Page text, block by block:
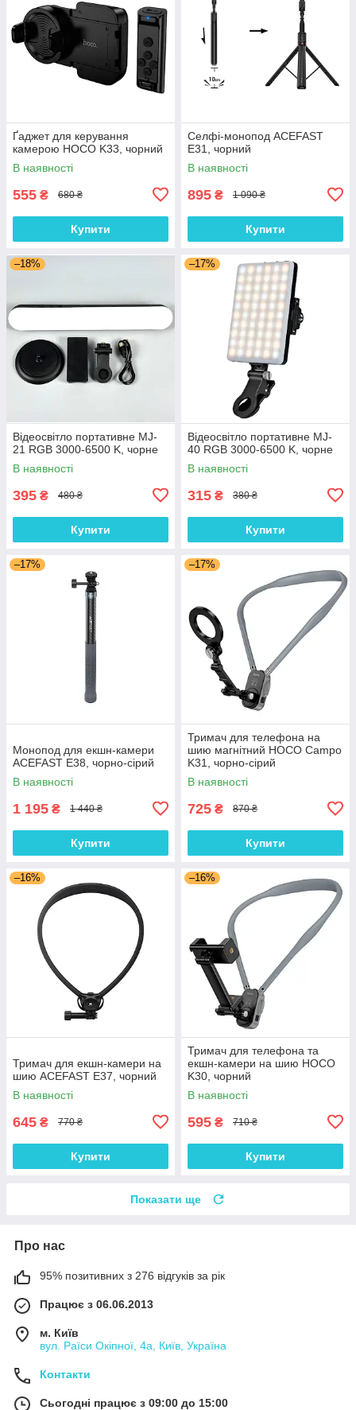
Ґаджет для керування
камерою HOCO K33, чорний
В наявності
555 ₴ 680 ₴
Купити
Селфі-монопод ACEFAST
E31, чорний
В наявності
895 ₴ 1 090 ₴
Купити
–18%
Відеосвітло портативне MJ-
21 RGB 3000-6500 K, чорне
В наявності
395 ₴ 480 ₴
Купити
–17%
Відеосвітло портативне MJ-
40 RGB 3000-6500 K, чорне
В наявності
315 ₴ 380 ₴
Купити
–17%
Монопод для екшн-камери
ACEFAST E38, чорно-сірий
В наявності
1 195 ₴ 1 440 ₴
Купити
–17%
Тримач для телефона на
шию магнітний HOCO Campo
K31, чорно-сірий
В наявності
725 ₴ 870 ₴
Купити
–16%
Тримач для екшн-камери на
шию ACEFAST E37, чорний
В наявності
645 ₴ 770 ₴
Купити
–16%
Тримач для телефона та
екшн-камери на шию HOCO
K30, чорний
В наявності
595 ₴ 710 ₴
Купити
Показати ще
Про нас
95% позитивних з 276 відгуків за рік
Працює з 06.06.2013
м. Київ
вул. Раїси Окіпної, 4а, Київ, Україна
Контакти
Сьогодні працює з 09:00 до 15:00